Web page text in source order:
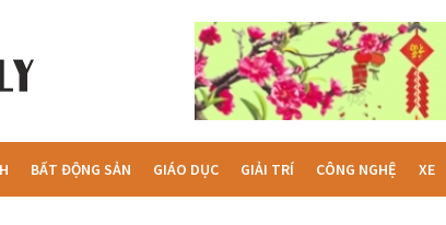
BẤT ĐỘNG SẢN GIÁO DỤC GIẢI TRÍ CÔNG NGHỆ XE